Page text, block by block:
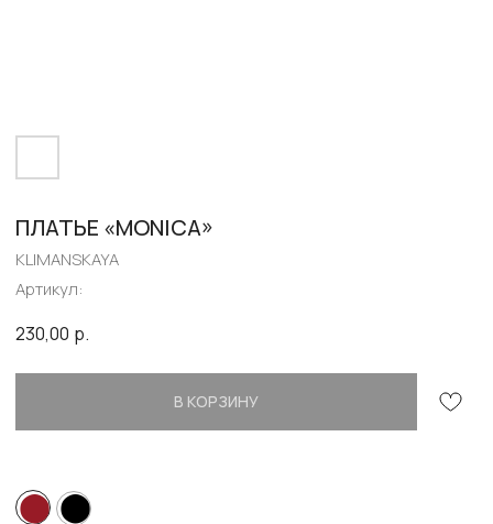
ПЛАТЬЕ «MONICA»
KLIMANSKAYA
Артикул:
230,00 р.
В КОРЗИНУ
⬤ ⬤